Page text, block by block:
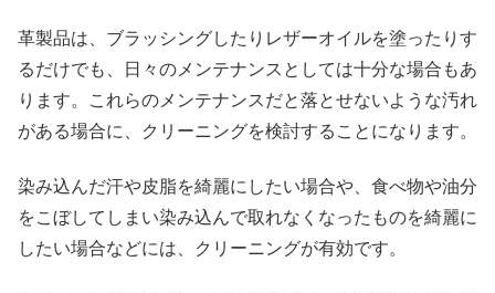
革製品は、ブラッシングしたりレザーオイルを塗ったりす
るだけでも、日々のメンテナンスとしては十分な場合もあ
ります。これらのメンテナンスだと落とせないような汚れ
がある場合に、クリーニングを検討することになります。
染み込んだ汗や皮脂を綺麗にしたい場合や、食べ物や油分
をこぼしてしまい染み込んで取れなくなったものを綺麗に
したい場合などには、クリーニングが有効です。